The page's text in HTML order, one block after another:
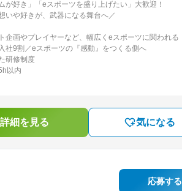
が好き」「eスポーツを盛り上げたい」大歓迎！
いや好きが、武器になる舞台へ／
企画やプレイヤーなど、幅広くeスポーツに関われる
社9割／eスポーツの『感動』をつくる側へ
研修制度
以内
細を見る 気になる
応募する